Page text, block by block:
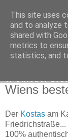
Exec
Wiens
Der Kostas am
100%
This site uses
and to analyze
shared with
metrics to
statistics, and